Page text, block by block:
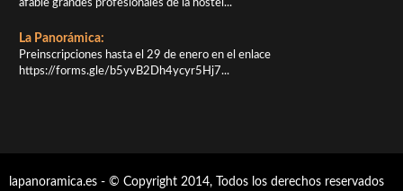
afable grandes profesionales de la hostel...
La Panorámica:
Preinscripciones hasta el 29 de enero en el enlace
https://forms.gle/b5yvB2Dh4ycyr5Hj7...
lapanoramica.es - © Copyright 2014, Todos los derechos reservados